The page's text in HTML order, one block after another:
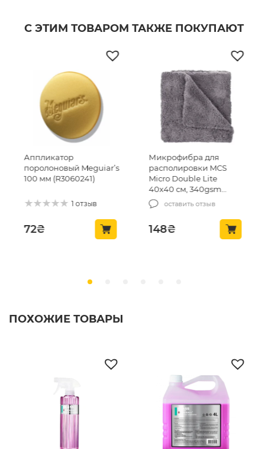
С ЭТИМ ТОВАРОМ ТАКЖЕ ПОКУПАЮТ
Микрофибра для
располировки MCS
Micro Double Lite
(MCS-03/1)
оставить отзыв
Вафельное полотенце
для очистки стекла
MCS Waffle Towel
40х40см, 450г/м2
140
ПОХОЖИЕ ТОВАРЫ